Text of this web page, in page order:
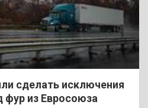
сделать исключения
фур из Евросоюза